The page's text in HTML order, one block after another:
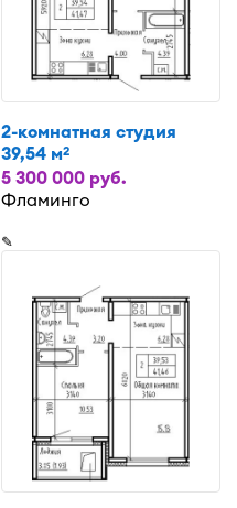
2-комнатная студия
39,54 м2
5 300 000 руб.
Фламинго
✎